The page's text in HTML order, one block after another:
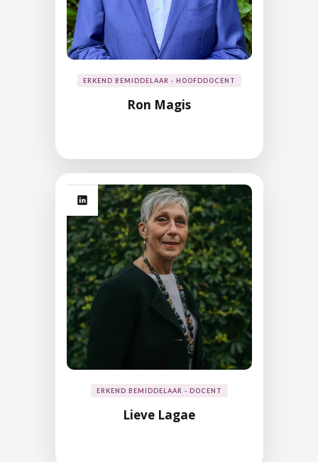
ERKEND BEMIDDELAAR - HOOFDDOCENT
Ron Magis
ERKEND BEMIDDELAAR - DOCENT
Lieve Lagae